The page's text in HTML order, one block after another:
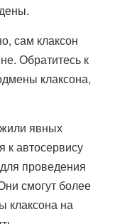
сам клаксон
Обратитесь к
клаксона,
явных
к автосервису
проведения
смогут более
клаксона на